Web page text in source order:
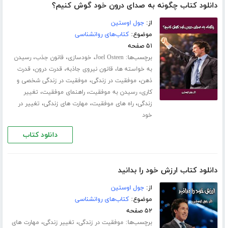
دانلود کتاب چگونه به صدای درون خود گوش کنیم؟
از:جول اوستین
موضوع:کتاب‌های روانشناسی
۵۱ صفحه
برچسب‌ها:Joel Osteen، خودسازی، قانون جذب،رسیدن
به خواسته ها، قانون نیروی جاذبه، قدرت درون، قدرت
ذهن، موفقیت در زندگی، موفقیت در زندگی شخصی و
کاری،رسیدن به موفقیت،راهنمای موفقیت، تغییر
زندگی،راه های موفقیت، مهارت های زندگی، تغییر در
خود
دانلود کتاب
دانلود کتاب ارزش خود را بدانید
از:جول اوستین
موضوع:کتاب‌های روانشناسی
۵۲ صفحه
برچسب‌ها: موفقیت در زندگی، تغییر زندگی، مهارت های